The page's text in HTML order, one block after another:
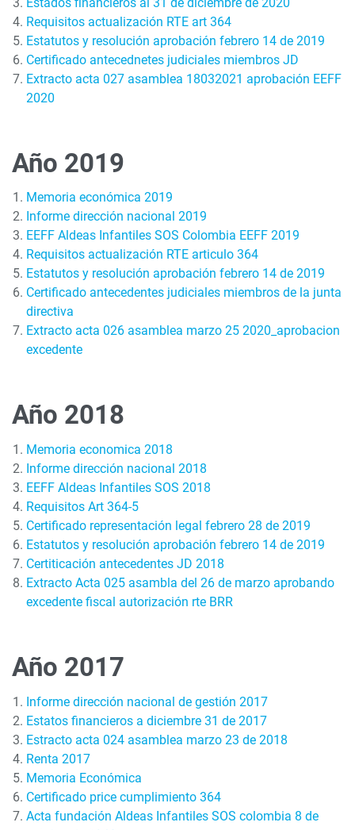
Requisitos actualización RTE art 364
Estatutos y resolución aprobación febrero 14 de 2019
Certificado antecednetes judiciales miembros JD
Extracto acta 027 asamblea 18032021 aprobación EEFF
2020
Año 2019
Memoria económica 2019
Informe dirección nacional 2019
EEFF Aldeas Infantiles SOS Colombia EEFF 2019
Requisitos actualización RTE articulo 364
Estatutos y resolución aprobación febrero 14 de 2019
Certificado antecedentes judiciales miembros de la junta
directiva
Extracto acta 026 asamblea marzo 25 2020_aprobacion
excedente
Año 2018
Memoria economica 2018
Informe dirección nacional 2018
EEFF Aldeas Infantiles SOS 2018
Requisitos Art 364-5
Certificado representación legal febrero 28 de 2019
Estatutos y resolución aprobación febrero 14 de 2019
Certiticación antecedentes JD 2018
Extracto Acta 025 asambla del 26 de marzo aprobando
excedente fiscal autorización rte BRR
Año 2017
Informe dirección nacional de gestión 2017
Estatos financieros a diciembre 31 de 2017
Estracto acta 024 asamblea marzo 23 de 2018
Renta 2017
Memoria Económica
Certificado price cumplimiento 364
Acta fundación Aldeas Infantiles SOS colombia 8 de